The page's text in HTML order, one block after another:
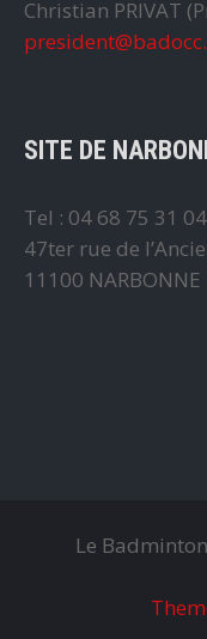
Christian PRIVAT
SITE DE
Tel : 04 68 75 31 04
47ter rue de
11100 NARBONNE
Le